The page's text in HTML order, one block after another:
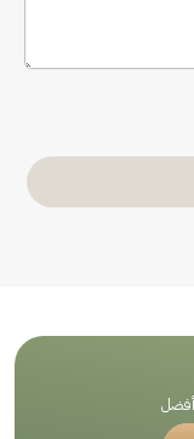
أفضل